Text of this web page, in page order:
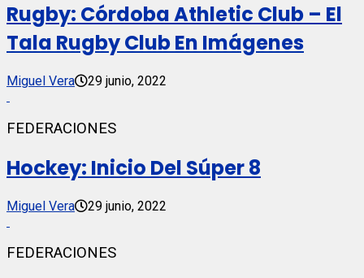
Rugby: Córdoba Athletic Club – El
Tala Rugby Club En Imágenes
Miguel Vera 29 junio, 2022
FEDERACIONES
Hockey: Inicio Del Súper 8
Miguel Vera 29 junio, 2022
FEDERACIONES